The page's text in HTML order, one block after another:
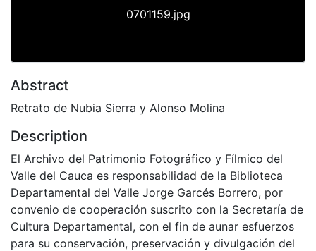
0701159.jpg
Abstract
Retrato de Nubia Sierra y Alonso Molina
Description
El Archivo del Patrimonio Fotográfico y Fílmico del
Valle del Cauca es responsabilidad de la Biblioteca
Departamental del Valle Jorge Garcés Borrero, por
convenio de cooperación suscrito con la Secretaría de
Cultura Departamental, con el fin de aunar esfuerzos
para su conservación, preservación y divulgación del